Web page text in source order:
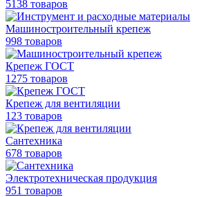
5138 товаров
Машиностроительный крепеж
998 товаров
Крепеж ГОСТ
1275 товаров
Крепеж для вентиляции
123 товаров
Сантехника
678 товаров
Электротехническая продукция
951 товаров